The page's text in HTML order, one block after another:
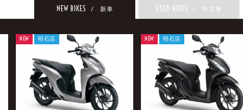
NEW BIKES / 新車 USED BIKES / 中古車
NEW 明石店 NEW 明石店